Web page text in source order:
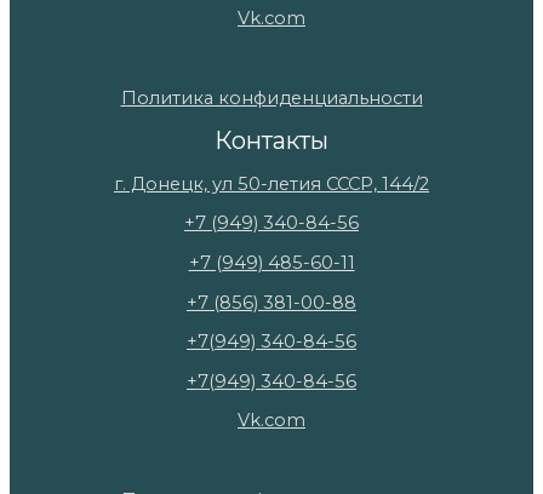
Vk.com
Политика конфиденциальности
Контакты
г. Донецк, ул 50-летия СССР, 144/2
+7 (949) 340-84-56
+7 (949) 485-60-11
+7 (856) 381-00-88
+7(949) 340-84-56
+7(949) 340-84-56
Vk.com